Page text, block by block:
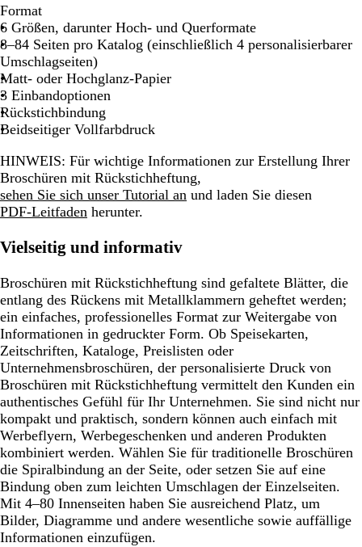
Format
6 Größen, darunter Hoch- und Querformate
8–84 Seiten pro Katalog (einschließlich 4 personalisierbarer
Umschlagseiten)
Matt- oder Hochglanz-Papier
3 Einbandoptionen
Rückstichbindung
Beidseitiger Vollfarbdruck
HINWEIS: Für wichtige Informationen zur Erstellung Ihrer
Broschüren mit Rückstichheftung,
sehen Sie sich unser Tutorial an und laden Sie diesen
PDF-Leitfaden herunter.
Vielseitig und informativ
Broschüren mit Rückstichheftung sind gefaltete Blätter, die
entlang des Rückens mit Metallklammern geheftet werden;
ein einfaches, professionelles Format zur Weitergabe von
Informationen in gedruckter Form. Ob Speisekarten,
Zeitschriften, Kataloge, Preislisten oder
Unternehmensbroschüren, der personalisierte Druck von
Broschüren mit Rückstichheftung vermittelt den Kunden ein
authentisches Gefühl für Ihr Unternehmen. Sie sind nicht nur
kompakt und praktisch, sondern können auch einfach mit
Werbeflyern, Werbegeschenken und anderen Produkten
kombiniert werden. Wählen Sie für traditionelle Broschüren
die Spiralbindung an der Seite, oder setzen Sie auf eine
Bindung oben zum leichten Umschlagen der Einzelseiten.
Mit 4–80 Innenseiten haben Sie ausreichend Platz, um
Bilder, Diagramme und andere wesentliche sowie auffällige
Informationen einzufügen.